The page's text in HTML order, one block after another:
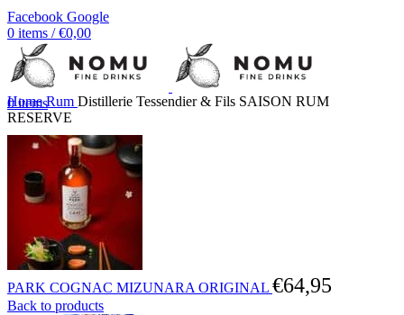
Facebook Google
0 items / €0,00
0items
HomeRum Distillerie Tessendier & Fils SAISON RUM
RESERVE
PARK COGNAC MIZUNARA ORIGINAL €64,95
Back to products